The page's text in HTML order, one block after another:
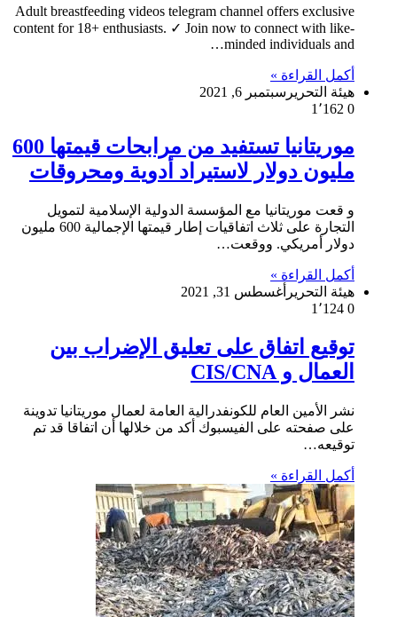
Adult breastfeeding videos telegram channel offers exclusive
content for 18+ enthusiasts. ✓ Join now to connect with like-
minded individuals and…
أكمل القراءة »
هيئة التحرير سبتمبر 6, 2021
0
موريتانيا تستفيد من مرابحات قيمتها 600
مليون دولار لاستيراد أدوية ومحروقات
و قعت موريتانيا مع المؤسسة الدولية الإسلامية لتمويل
التجارة على ثلاث اتفاقيات إطار قيمتها الإجمالية 600 مليون
دولار أمريكي. ووقعت…
أكمل القراءة »
هيئة التحرير أغسطس 31, 2021
0
توقيع اتفاق على تعليق الإضراب بين
العمال و CIS/CNA
نشر الأمين العام للكونفدرالية العامة لعمال موريتانيا تدوينة
على صفحته على الفيسبوك أكد من خلالها أن اتفاقا قد تم
توقيعه…
أكمل القراءة »